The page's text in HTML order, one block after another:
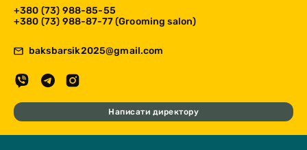
+380 (73) 988-85-55
+380 (73) 988-87-77 (Grooming salon)
baksbarsik2025@gmail.com
Написати директору